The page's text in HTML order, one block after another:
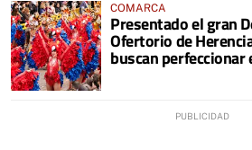
COMARCA
Presentado el gran
Ofertorio de
buscan